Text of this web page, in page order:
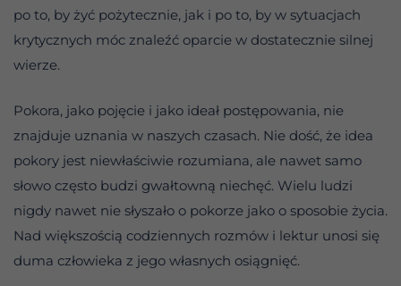
po to, by żyć pożytecznie, jak i po to, by w sytuacjach
krytycznych móc znaleźć oparcie w dostatecznie silnej
wierze.
Pokora, jako pojęcie i jako ideał postępowania, nie
znajduje uznania w naszych czasach. Nie dość, że idea
pokory jest niewłaściwie rozumiana, ale nawet samo
słowo często budzi gwałtowną niechęć. Wielu ludzi
nigdy nawet nie słyszało o pokorze jako o sposobie życia.
Nad większością codziennych rozmów i lektur unosi się
duma człowieka z jego własnych osiągnięć.